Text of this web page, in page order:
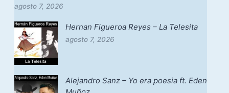
agosto 7, 2026
Hernan Figueroa Reyes – La Telesita
agosto 7, 2026
Alejandro Sanz – Yo era poesia ft. Eden